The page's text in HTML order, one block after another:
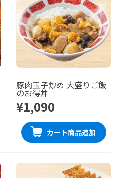
豚肉玉子炒め 大盛りご飯
のお得丼
¥1,090
カート商品追加